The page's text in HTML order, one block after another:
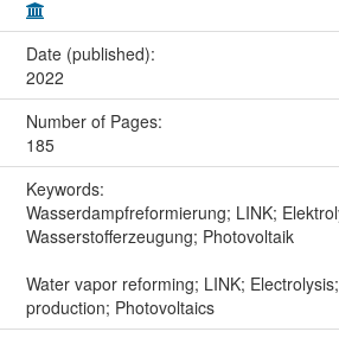
Date (published):
2022
Number of Pages:
185
Keywords:
Wasserdampfreformierung; LINK;
Wasserstofferzeugung; Photovoltaik
Water vapor reforming; LINK;
production; Photovoltaics